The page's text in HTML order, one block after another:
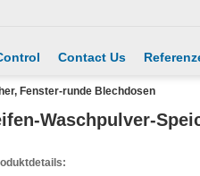
Contact Us
Fenster-runde Blechdosen
Waschpulver-